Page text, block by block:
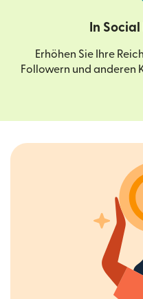
In
Erhöhen Sie Ihre
Followern und anderen